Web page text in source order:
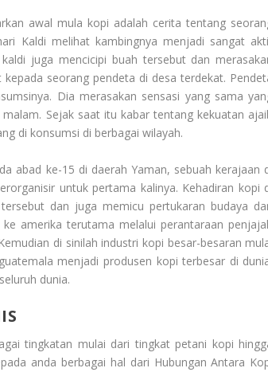
awal mula kopi adalah cerita tentang
Kaldi melihat kambingnya menjadi sangat
juga mencicipi buah tersebut dan
seorang pendeta di desa terdekat.
Dia merasakan sensasi yang sama
Sejak saat itu kabar tentang kekuatan
di konsumsi di berbagai wilayah.
abad ke-15 di daerah Yaman, sebuah kerajaan
untuk pertama kalinya. Kehadiran kopi
dan juga memicu pertukaran budaya
amerika terutama melalui perantaraan
di sinilah industri kopi besar-besaran
menjadi produsen kopi terbesar di
dunia.
tingkatan mulai dari tingkat petani kopi
anda berbagai hal dari Hubungan Antara